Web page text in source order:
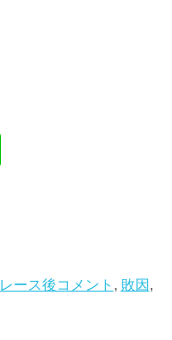
レース後コメント , 敗因 ,